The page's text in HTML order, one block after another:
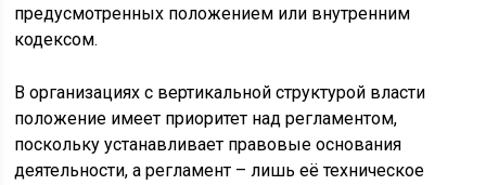
предусмотренных положением или внутренним
кодексом.
В организациях с вертикальной структурой власти
положение имеет приоритет над регламентом,
поскольку устанавливает правовые основания
деятельности, а регламент – лишь её техническое